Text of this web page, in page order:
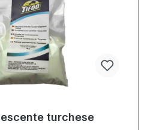
turchese